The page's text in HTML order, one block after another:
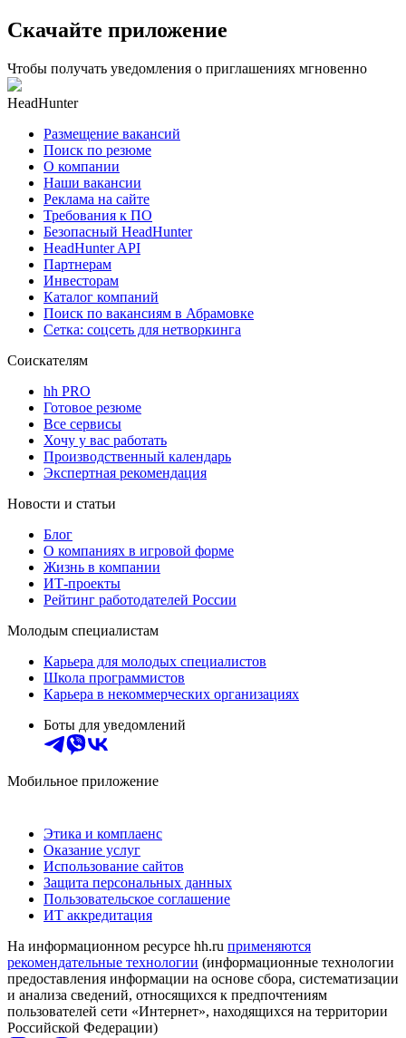
Скачайте приложение
Чтобы получать уведомления о приглашениях мгновенно
HeadHunter
Размещение вакансий
Поиск по резюме
О компании
Наши вакансии
Реклама на сайте
Требования к ПО
Безопасный HeadHunter
HeadHunter API
Партнерам
Инвесторам
Каталог компаний
Поиск по вакансиям в Абрамовке
Сетка: соцсеть для нетворкинга
Соискателям
hh PRO
Готовое резюме
Все сервисы
Хочу у вас работать
Производственный календарь
Экспертная рекомендация
Новости и статьи
Блог
О компаниях в игровой форме
Жизнь в компании
ИТ-проекты
Рейтинг работодателей России
Молодым специалистам
Карьера для молодых специалистов
Школа программистов
Карьера в некоммерческих организациях
Боты для уведомлений
Мобильное приложение
Этика и комплаенс
Оказание услуг
Использование сайтов
Защита персональных данных
Пользовательское соглашение
ИТ аккредитация
На информационном ресурсе hh.ru применяются
рекомендательные технологии (информационные технологии
предоставления информации на основе сбора, систематизации
и анализа сведений, относящихся к предпочтениям
пользователей сети «Интернет», находящихся на территории
Российской Федерации)